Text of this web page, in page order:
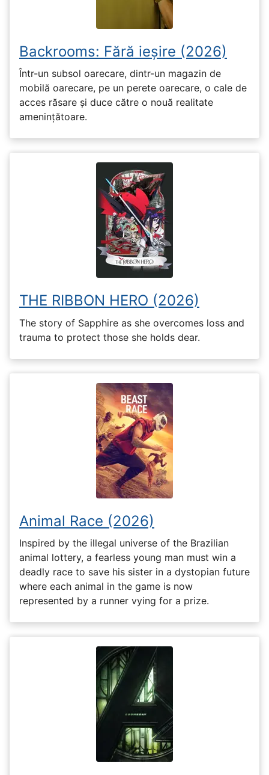
Backrooms: Fără ieșire (2026)
Într-un subsol oarecare, dintr-un magazin de
mobilă oarecare, pe un perete oarecare, o cale de
acces răsare și duce către o nouă realitate
amenințătoare.
THE RIBBON HERO (2026)
The story of Sapphire as she overcomes loss and
trauma to protect those she holds dear.
Animal Race (2026)
Inspired by the illegal universe of the Brazilian
animal lottery, a fearless young man must win a
deadly race to save his sister in a dystopian future
where each animal in the game is now
represented by a runner vying for a prize.